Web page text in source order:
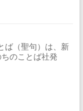
ば（聖句）は、新
のことば社発